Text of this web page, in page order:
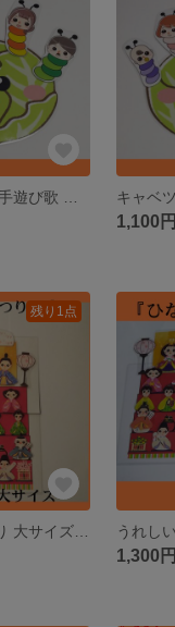
1,100円
残り1点
1,300円